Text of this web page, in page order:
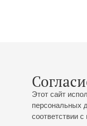
Этот сайт
персональных
соответствии